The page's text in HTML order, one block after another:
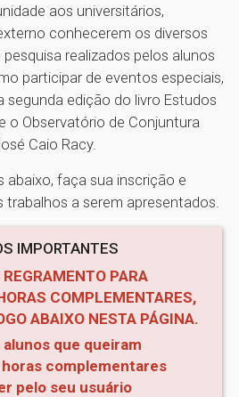
aos universitários,
conhecerem os diversos
realizados pelos alunos
participar de eventos especiais,
edição do livro Estudos
o Observatório de Conjuntura
Caio Racy.
abaixo, faça sua inscrição e
a serem apresentados.
IMPORTANTES
PARA
COMPLEMENTARES,
ABAIXO NESTA PÁGINA.
alunos que queiram
complementares
pelo seu usuário